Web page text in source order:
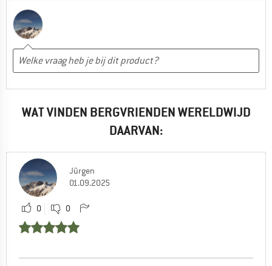
WAT VINDEN BERGVRIENDEN WERELDWIJD
DAARVAN:
Jürgen
01.09.2025
0 0